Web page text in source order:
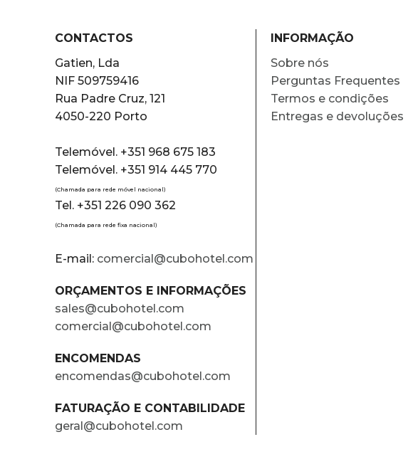
CONTACTOS
Gatien, Lda
NIF 509759416
Rua Padre Cruz, 121
4050-220 Porto
Telemóvel. +351 968 675 183
Telemóvel. +351 914 445 770
(Chamada para rede móvel nacional)
Tel. +351 226 090 362
(Chamada para rede fixa nacional)
E-mail: comercial@cubohotel.com
ORÇAMENTOS E INFORMAÇÕES
sales@cubohotel.com
comercial@cubohotel.com
ENCOMENDAS
encomendas@cubohotel.com
FATURAÇÃO E CONTABILIDADE
geral@cubohotel.com
INFORMAÇÃO
Sobre nós
Perguntas Frequentes
Termos e condições
Entregas e devoluções